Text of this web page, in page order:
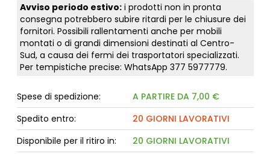
Avviso periodo estivo:i prodotti non in pronta
consegna potrebbero subire ritardi per le chiusure dei
fornitori. Possibili rallentamenti anche per mobili
montati o di grandi dimensioni destinati al Centro-
Sud, a causa dei fermi dei trasportatori specializzati.
Per tempistiche precise: WhatsApp 377 5977779.
Spese di spedizione:
A PARTIRE DA 7,00 €
Spedito entro:
20 GIORNI LAVORATIVI
Disponibile per il ritiro in:
20 GIORNI LAVORATIVI